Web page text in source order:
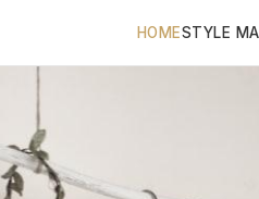
HOMESTYLE